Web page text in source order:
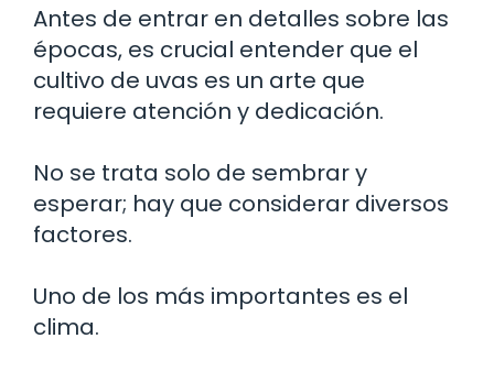
Antes de entrar en detalles sobre las
épocas, es crucial entender que el
cultivo de uvas es un arte que
requiere atención y dedicación.
No se trata solo de sembrar y
esperar; hay que considerar diversos
factores.
Uno de los más importantes es el
clima.